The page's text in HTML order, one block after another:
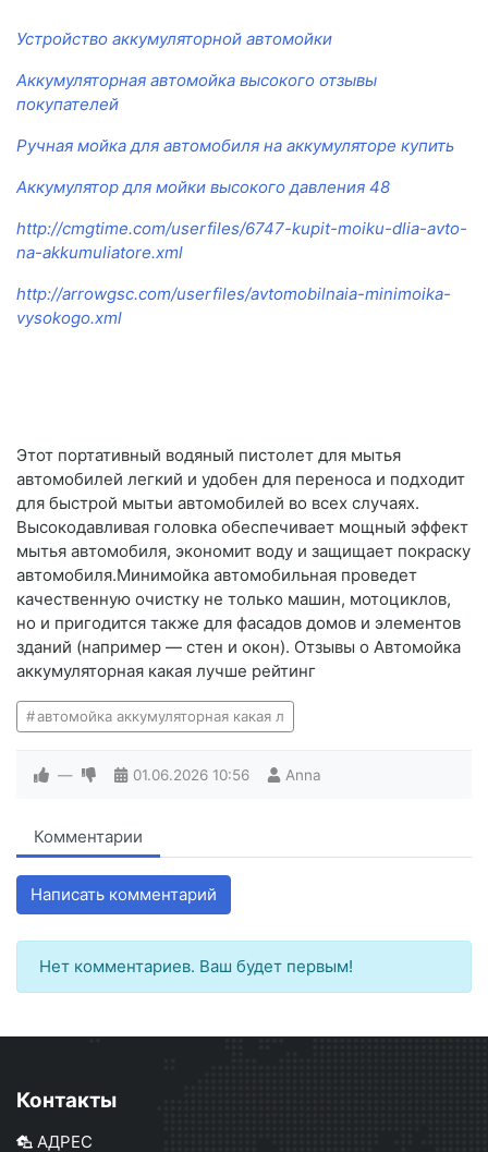
Устройство аккумуляторной автомойки
Аккумуляторная автомойка высокого отзывы
покупателей
Ручная мойка для автомобиля на аккумуляторе купить
Аккумулятор для мойки высокого давления 48
http://cmgtime.com/userfiles/6747-kupit-moiku-dlia-avto-
na-akkumuliatore.xml
http://arrowgsc.com/userfiles/avtomobilnaia-minimoika-
vysokogo.xml
Этот портативный водяный пистолет для мытья
автомобилей легкий и удобен для переноса и подходит
для быстрой мытьи автомобилей во всех случаях.
Высокодавливая головка обеспечивает мощный эффект
мытья автомобиля, экономит воду и защищает покраску
автомобиля.Минимойка автомобильная проведет
качественную очистку не только машин, мотоциклов,
но и пригодится также для фасадов домов и элементов
зданий (например — стен и окон). Отзывы о Автомойка
аккумуляторная какая лучше рейтинг
автомойка аккумуляторная какая л
— 01.06.2026 10:56 Anna
Комментарии
Написать комментарий
Нет комментариев. Ваш будет первым!
Контакты
АДРЕС